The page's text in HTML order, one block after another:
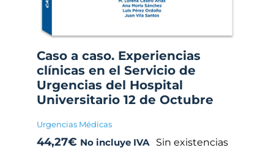
Caso a caso. Experiencias
clínicas en el Servicio de
Urgencias del Hospital
Universitario 12 de Octubre
Urgencias Médicas
44,27€ No incluye IVA Sin existencias